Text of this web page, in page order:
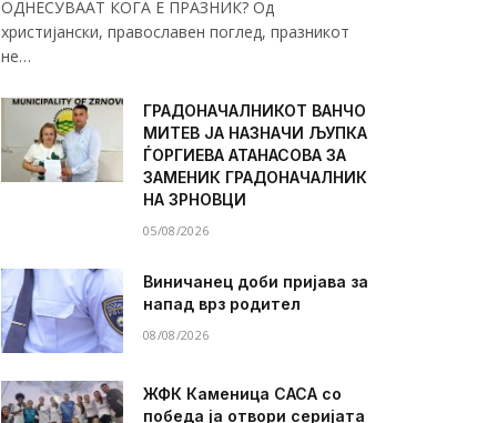
ОДНЕСУВААТ КОГА Е ПРАЗНИК? Од
христијански, православен поглед, празникот
не…
ГРАДОНАЧАЛНИКОТ ВАНЧО
МИТЕВ ЈА НАЗНАЧИ ЉУПКА
ЃОРГИЕВА АТАНАСОВА ЗА
ЗАМЕНИК ГРАДОНАЧАЛНИК
НА ЗРНОВЦИ
05/08/2026
Виничанец доби пријава за
напад врз родител
08/08/2026
ЖФК Каменица САСА со
победа ја отвори серијата